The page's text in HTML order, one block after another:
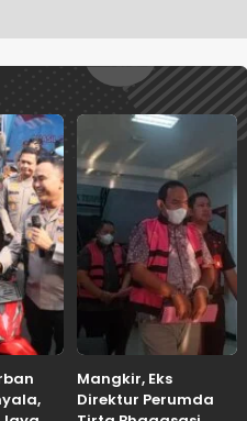
Mangkir, Eks
Direktur Perumda